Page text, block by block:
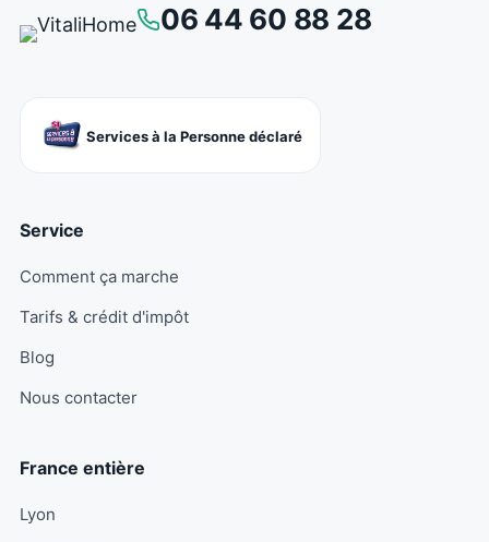
06 44 60 88 28
Services à la Personne déclaré
Service
Comment ça marche
Tarifs & crédit d'impôt
Blog
Nous contacter
France entière
Lyon